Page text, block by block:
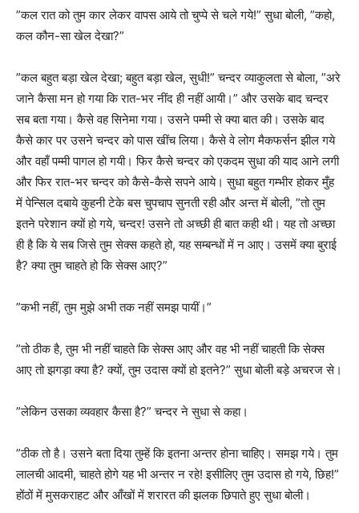
”कल रात को तुम कार लेकर वापस आये तो चुप्पे से चले गये!” सुधा बोली, ”कहो,
कल कौन-सा खेल देखा?”
”कल बहुत बड़ा खेल देखा; बहुत बड़ा खेल, सुधी!” चन्दर व्याकुलता से बोला, ”अरे
जाने कैसा मन हो गया कि रात-भर नींद ही नहीं आयी।” और उसके बाद चन्दर
सब बता गया। कैसे वह सिनेमा गया। उसने पम्मी से क्या बात की। उसके बाद
कैसे कार पर उसने चन्दर को पास खींच लिया। कैसे वे लोग मैकफर्सन झील गये
और वहाँ पम्मी पागल हो गयी। फिर कैसे चन्दर को एकदम सुधा की याद आने लगी
और फिर रात-भर चन्दर को कैसे-कैसे सपने आये। सुधा बहुत गम्भीर होकर मुँह
में पेन्सिल दबाये कुहनी टेके बस चुपचाप सुनती रही और अन्त में बोली, ”तो तुम
इतने परेशान क्यों हो गये, चन्दर! उसने तो अच्छी ही बात कही थी। यह तो अच्छा
ही है कि ये सब जिसे तुम सेक्स कहते हो, यह सम्बन्धों में न आए। उसमें क्या बुराई
है? क्या तुम चाहते हो कि सेक्स आए?”
”कभी नहीं, तुम मुझे अभी तक नहीं समझ पायीं।”
”तो ठीक है, तुम भी नहीं चाहते कि सेक्स आए और वह भी नहीं चाहती कि सेक्स
आए तो झगड़ा क्या है? क्यों, तुम उदास क्यों हो इतने?” सुधा बोली बड़े अचरज से।
”लेकिन उसका व्यवहार कैसा है?” चन्दर ने सुधा से कहा।
”ठीक तो है। उसने बता दिया तुम्हें कि इतना अन्तर होना चाहिए। समझ गये। तुम
लालची आदमी, चाहते होगे यह भी अन्तर न रहे! इसीलिए तुम उदास हो गये, छिह!”
होंठों में मुसकराहट और आँखों में शरारत की झलक छिपाते हुए सुधा बोली।